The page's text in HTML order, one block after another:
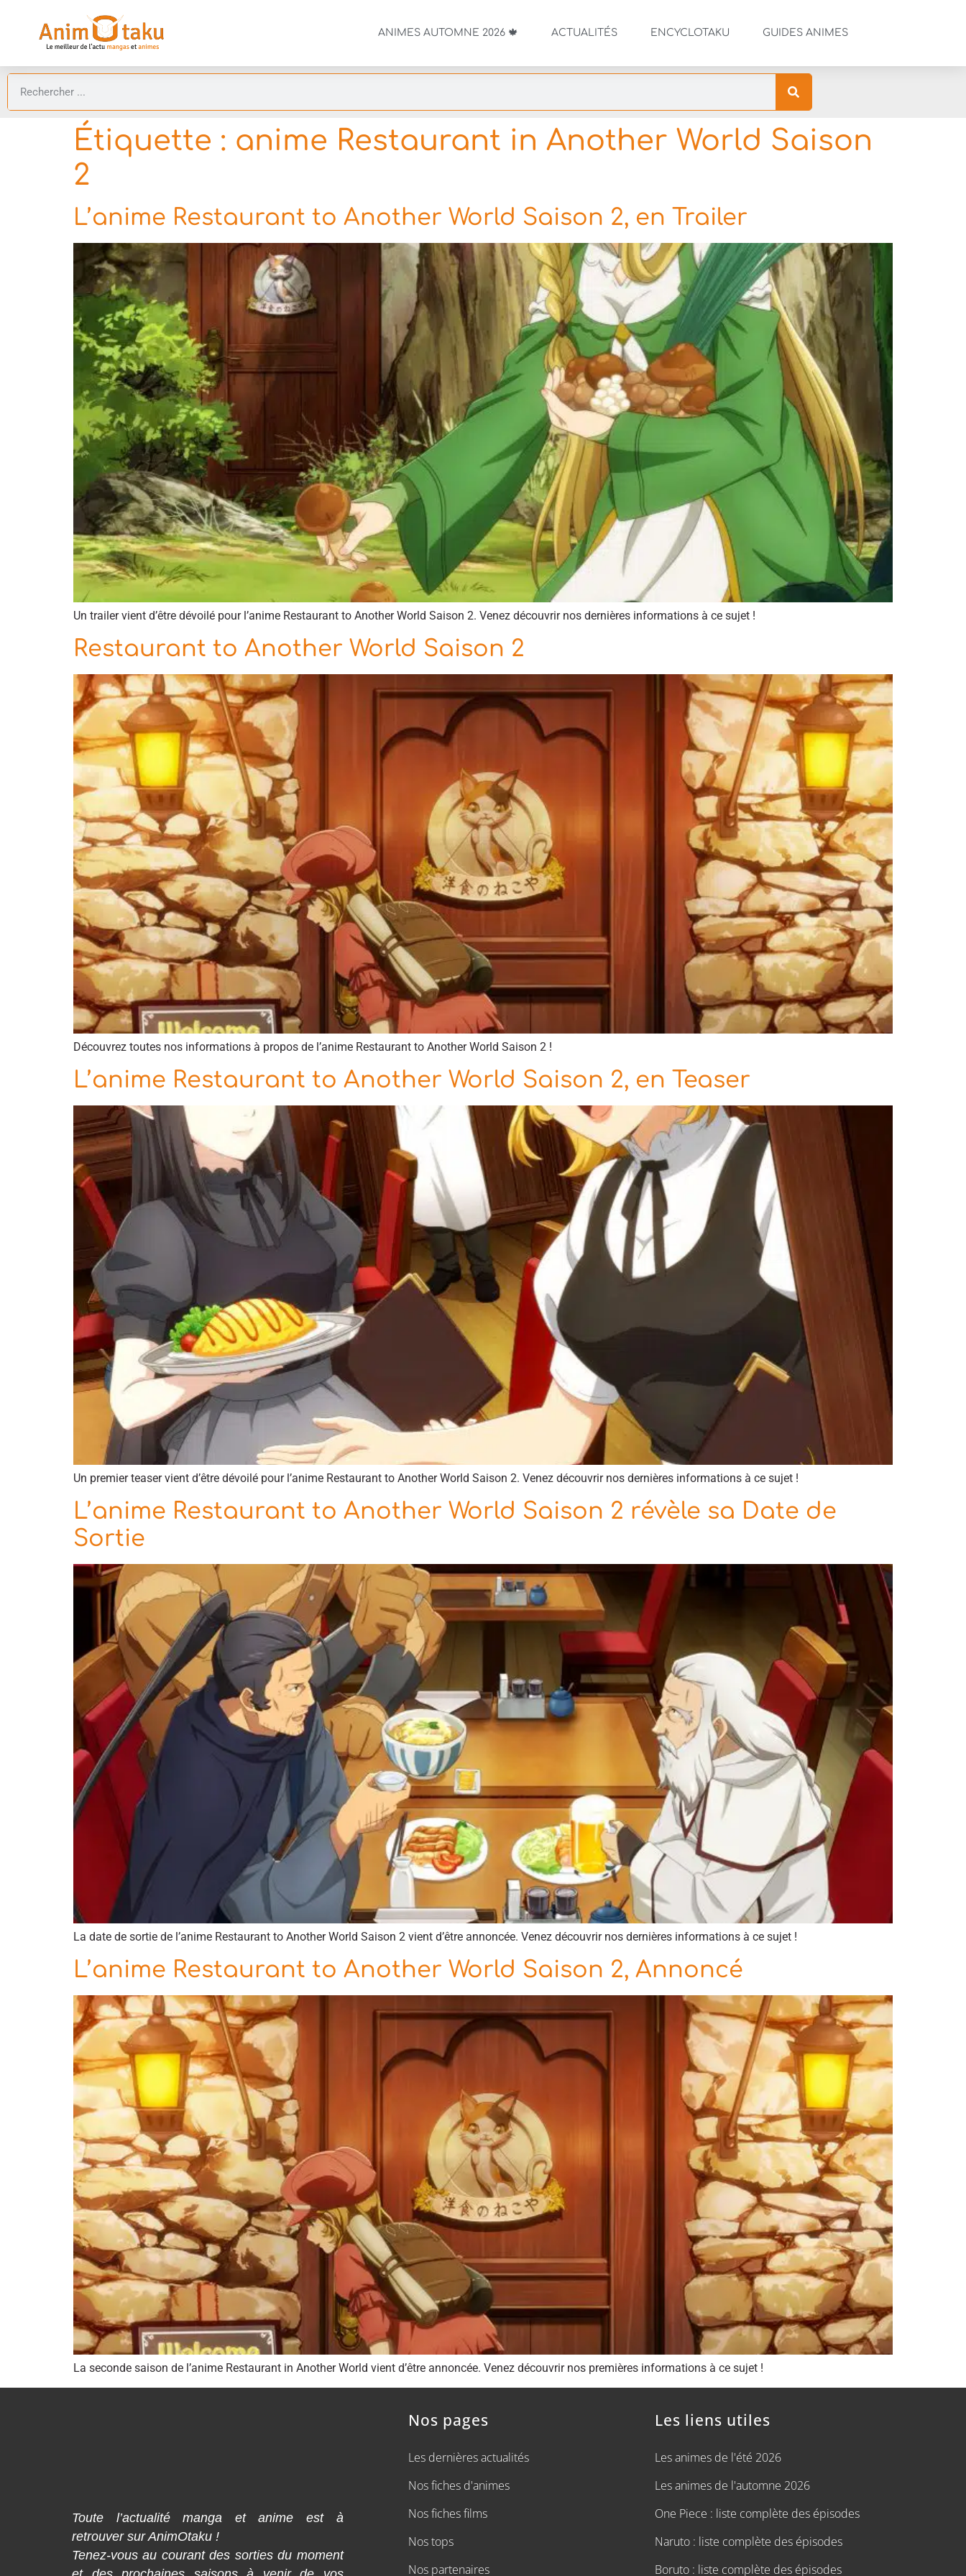
ANIMES AUTOMNE 2026 🍁 ACTUALITÉS ENCYCLOTAKU GUIDES ANIMES
Étiquette : anime Restaurant in Another World Saison
2
L’anime Restaurant to Another World Saison 2, en Trailer
Un trailer vient d’être dévoilé pour l’anime Restaurant to Another World Saison 2. Venez découvrir nos dernières informations à ce sujet !
Restaurant to Another World Saison 2
Découvrez toutes nos informations à propos de l’anime Restaurant to Another World Saison 2 !
L’anime Restaurant to Another World Saison 2, en Teaser
Un premier teaser vient d’être dévoilé pour l’anime Restaurant to Another World Saison 2. Venez découvrir nos dernières informations à ce sujet !
L’anime Restaurant to Another World Saison 2 révèle sa Date de
Sortie
La date de sortie de l’anime Restaurant to Another World Saison 2 vient d’être annoncée. Venez découvrir nos dernières informations à ce sujet !
L’anime Restaurant to Another World Saison 2, Annoncé
La seconde saison de l’anime Restaurant in Another World vient d’être annoncée. Venez découvrir nos premières informations à ce sujet !
Toute l’actualité manga et anime est à
retrouver sur AnimOtaku !
Tenez-vous au courant des sorties du moment
Nos pages
Les dernières actualités
Nos fiches d'animes
Nos fiches films
Nos tops
Nos partenaires
Les liens utiles
Les animes de l'été 2026
Les animes de l'automne 2026
One Piece : liste complète des épisodes
Naruto : liste complète des épisodes
Boruto : liste complète des épisodes